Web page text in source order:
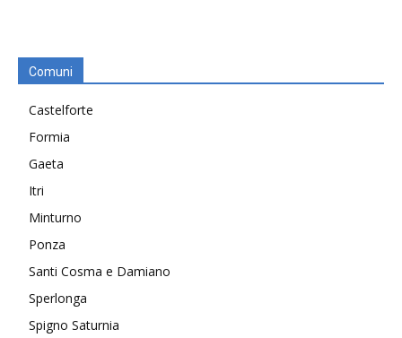
Comuni
Castelforte
Formia
Gaeta
Itri
Minturno
Ponza
Santi Cosma e Damiano
Sperlonga
Spigno Saturnia